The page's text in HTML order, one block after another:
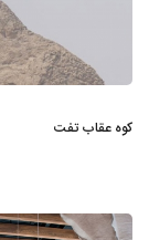
کوه عقاب تفت